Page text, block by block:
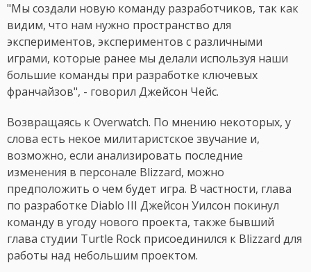
"Мы создали новую команду разработчиков, так как
видим, что нам нужно пространство для
экспериментов, экспериментов с различными
играми, которые ранее мы делали используя наши
большие команды при разработке ключевых
франчайзов", - говорил Джейсон Чейс.
Возвращаясь к Overwatch. По мнению некоторых, у
слова есть некое милитаристское звучание и,
возможно, если анализировать последние
изменения в персонале Blizzard, можно
предположить о чем будет игра. В частности, глава
по разработке Diablo III Джейсон Уилсон покинул
команду в угоду нового проекта, также бывший
глава студии Turtle Rock присоединился к Blizzard для
работы над небольшим проектом.